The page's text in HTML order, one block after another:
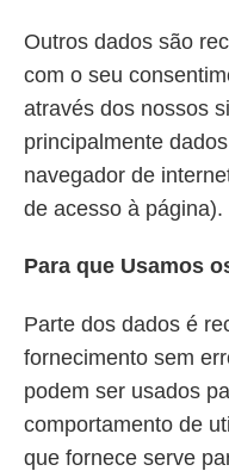
Outros dados são
com o seu
através dos nossos
principalmente
navegador de
de acesso à página).
Para que Usamos
Parte dos dados é
fornecimento sem
podem ser usados
comportamento de
que fornece serve